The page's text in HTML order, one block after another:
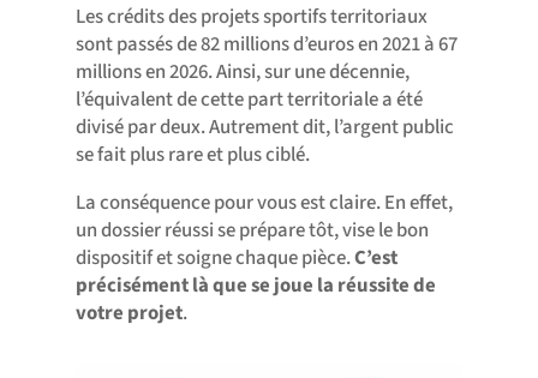
Les crédits des projets sportifs territoriaux
sont passés de 82 millions d’euros en 2021 à 67
millions en 2026. Ainsi, sur une décennie,
l’équivalent de cette part territoriale a été
divisé par deux. Autrement dit, l’argent public
se fait plus rare et plus ciblé.
La conséquence pour vous est claire. En effet,
un dossier réussi se prépare tôt, vise le bon
dispositif et soigne chaque pièce.C’est
précisément là que se joue la réussite de
votre projet.